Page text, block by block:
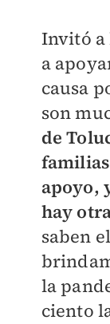
Invitó a
a
causa
son
de
apoyo,
hay
saben
la
ciento